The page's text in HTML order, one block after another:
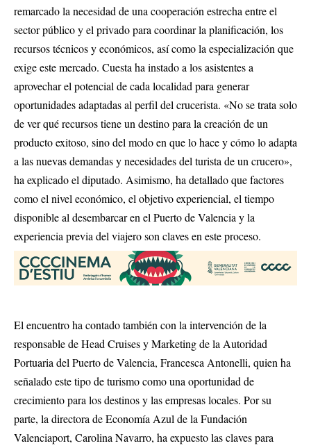
remarcado la necesidad de una cooperación estrecha entre el
sector público y el privado para coordinar la planificación, los
recursos técnicos y económicos, así como la especialización que
exige este mercado. Cuesta ha instado a los asistentes a
aprovechar el potencial de cada localidad para generar
oportunidades adaptadas al perfil del crucerista. «No se trata solo
de ver qué recursos tiene un destino para la creación de un
producto exitoso, sino del modo en que lo hace y cómo lo adapta
a las nuevas demandas y necesidades del turista de un crucero»,
ha explicado el diputado. Asimismo, ha detallado que factores
como el nivel económico, el objetivo experiencial, el tiempo
disponible al desembarcar en el Puerto de Valencia y la
experiencia previa del viajero son claves en este proceso.
El encuentro ha contado también con la intervención de la
responsable de Head Cruises y Marketing de la Autoridad
Portuaria del Puerto de Valencia, Francesca Antonelli, quien ha
señalado este tipo de turismo como una oportunidad de
crecimiento para los destinos y las empresas locales. Por su
parte, la directora de Economía Azul de la Fundación
Valenciaport, Carolina Navarro, ha expuesto las claves para